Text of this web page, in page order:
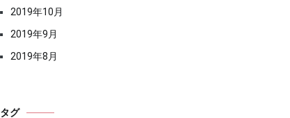
2019年10月
2019年9月
2019年8月
タグ